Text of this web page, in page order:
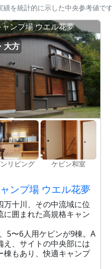
を統計的に示した中央参考値で
ンプ場 ウエル花夢
大方
リビング ケビン和室
ンプ場 ウエル花夢
万十川、その中流域に位
に囲まれた高規格キャン
5〜6人用ケビンが9棟。A
え、サイトの中央部には
棟もあり、快適キャンプ